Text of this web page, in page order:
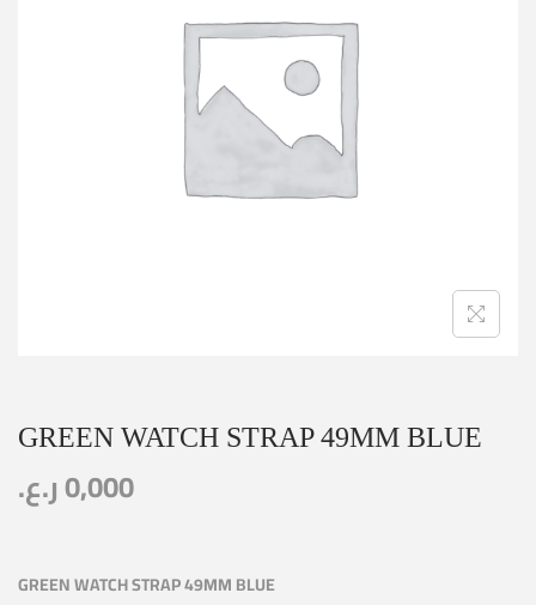
GREEN WATCH STRAP 49MM BLUE
0,000ر.ع.
GREEN WATCH STRAP 49MM BLUE